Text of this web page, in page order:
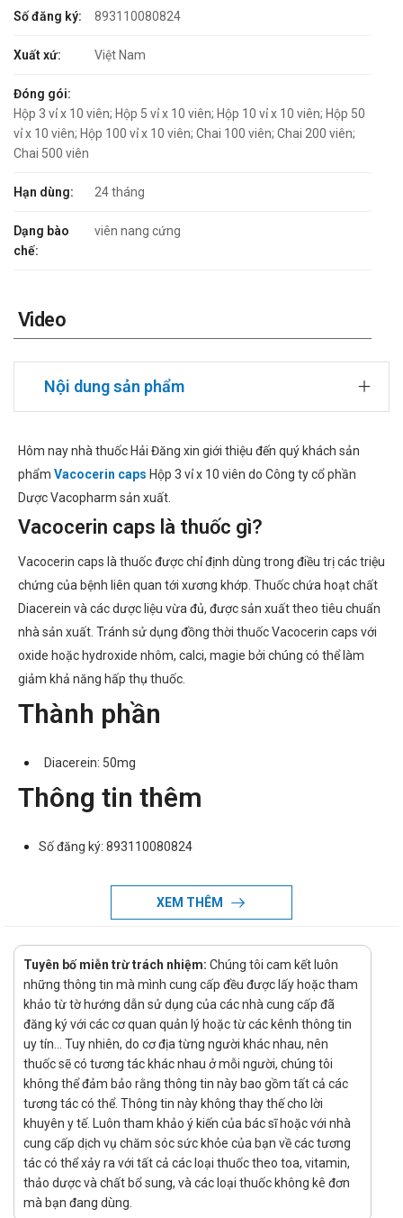
Số đăng ký: 893110080824
Xuất xứ: Việt Nam
Đóng gói:
Hộp 3 vỉ x 10 viên; Hộp 5 vỉ x 10 viên; Hộp 10 vỉ x 10 viên; Hộp 50
vỉ x 10 viên; Hộp 100 vỉ x 10 viên; Chai 100 viên; Chai 200 viên;
Chai 500 viên
Hạn dùng: 24 tháng
Dạng bào
chế:
viên nang cứng
Video
Nội dung sản phẩm
Hôm nay nhà thuốc Hải Đăng xin giới thiệu đến quý khách sản
phẩm Vacocerin caps Hộp 3 vỉ x 10 viên do Công ty cổ phần
Dược Vacopharm sản xuất.
Vacocerin caps là thuốc gì?
Vacocerin caps là thuốc được chỉ định dùng trong điều trị các triệu
chứng của bệnh liên quan tới xương khớp. Thuốc chứa hoạt chất
Diacerein và các dược liệu vừa đủ, được sản xuất theo tiêu chuẩn
nhà sản xuất. Tránh sử dụng đồng thời thuốc Vacocerin caps với
oxide hoặc hydroxide nhôm, calci, magie bởi chúng có thể làm
giảm khả năng hấp thụ thuốc.
Thành phần
Diacerein: 50mg
Thông tin thêm
Số đăng ký: 893110080824
Vacocerin caps chỉ định điều trị bệnh gì?
Vacocerin được chỉ định để điều trị triệu chứng của các bệnh
liên quan tới xương khớp.
Cách dùng - Liều dùng của thuốc
Vacocerin caps
Liều dùng:
Liều thông thường: Sử dụng mỗi lần 1 viên, ngày uống 2
lần vào 2 bữa ăn chính trong một thời gian dài.
Người bệnh nên bắt đầu điều trị với liều 1 viên/ngày trong
2 tuần đầu tiên, bởi Diacerein có thể làm tăng nhanh thời
XEM THÊM
Tuyên bố miễn trừ trách nhiệm: Chúng tôi cam kết luôn
những thông tin mà mình cung cấp đều được lấy hoặc tham
khảo từ tờ hướng dẫn sử dụng của các nhà cung cấp đã
đăng ký với các cơ quan quản lý hoặc từ các kênh thông tin
uy tín... Tuy nhiên, do cơ địa từng người khác nhau, nên
thuốc sẽ có tương tác khác nhau ở mỗi người, chúng tôi
không thể đảm bảo rằng thông tin này bao gồm tất cả các
tương tác có thể. Thông tin này không thay thế cho lời
khuyên y tế. Luôn tham khảo ý kiến của bác sĩ hoặc với nhà
cung cấp dịch vụ chăm sóc sức khỏe của bạn về các tương
tác có thể xảy ra với tất cả các loại thuốc theo toa, vitamin,
thảo dược và chất bổ sung, và các loại thuốc không kê đơn
mà bạn đang dùng.